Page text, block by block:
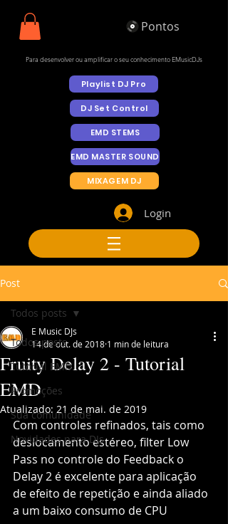
Pontos
Para desenvolver ou amplificar o seu conhecimento EMusicDJs
Playlist DJ Pro
DJ Set Control
EMD STEMS
EMD MASTER SOUND
MIXAGEM DJ
Login
Post
Todos posts
Tutorial EMD
Promoções
Sua comunidade
Novidades para DJs
Todos posts
Fruity Delay 2 - Tutorial
EMD
E Music DJs
14 de out. de 2018 1 min de leitura
Atualizado: 21 de mai. de 2019
Com controles refinados, tais como
deslocamento estéreo, filter Low
Pass no controle do Feedback o
Delay 2 é excelente para aplicação
de efeito de repetição e ainda aliado
a um baixo consumo de CPU